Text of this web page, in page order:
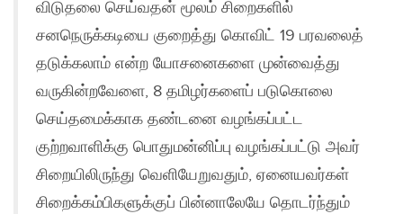
விடுதலை செய்வதன் மூலம் சிறைகளில்
சனநெருக்கடியை குறைத்து கொவிட் 19 பரவலைத்
தடுக்கலாம் என்ற யோசனைகளை முன்வைத்து
வருகின்றவேளை, 8 தமிழர்களைப் படுகொலை
செய்தமைக்காக தண்டனை வழங்கப்பட்ட
குற்றவாளிக்கு பொதுமன்னிப்பு வழங்கப்பட்டு அவர்
சிறையிலிருந்து வெளியேறுவதும், ஏனையவர்கள்
சிறைக்கம்பிகளுக்குப் பின்னாலேயே தொடர்ந்தும்